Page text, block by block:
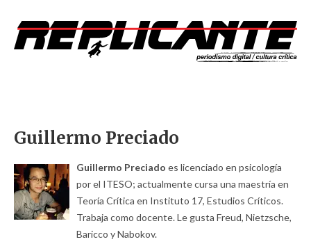
Guillermo Preciado
Guillermo Preciado es licenciado en psicología
por el ITESO; actualmente cursa una maestría en
Teoría Crítica en Instituto 17, Estudios Críticos.
Trabaja como docente. Le gusta Freud, Nietzsche,
Baricco y Nabokov.